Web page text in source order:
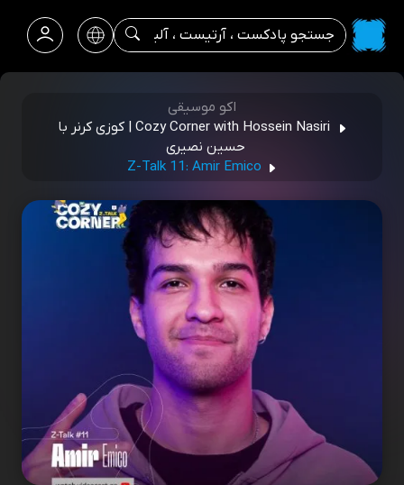
اکو موسیقی
Cozy Corner with Hossein Nasiri | کوزی کرنر با
حسین نصیری
Z-Talk 11: Amir Emico